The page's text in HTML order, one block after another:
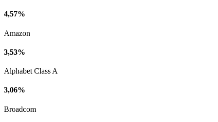
4,57%
Amazon
3,53%
Alphabet Class A
3,06%
Broadcom